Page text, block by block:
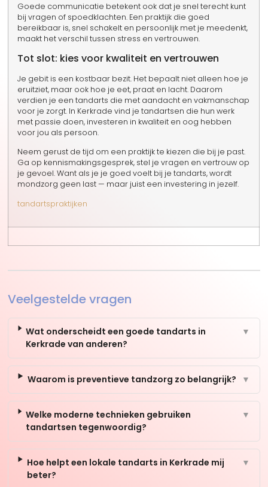
Goede communicatie betekent ook dat je snel terecht kunt
bij vragen of spoedklachten. Een praktijk die goed
bereikbaar is, snel schakelt en persoonlijk met je meedenkt,
maakt het verschil tussen stress en vertrouwen.
Tot slot: kies voor kwaliteit en vertrouwen
Je gebit is een kostbaar bezit. Het bepaalt niet alleen hoe je
eruitziet, maar ook hoe je eet, praat en lacht. Daarom
verdien je een tandarts die met aandacht en vakmanschap
voor je zorgt. In Kerkrade vind je tandartsen die hun werk
met passie doen, investeren in kwaliteit en oog hebben
voor jou als persoon.
Neem gerust de tijd om een praktijk te kiezen die bij je past.
Ga op kennismakingsgesprek, stel je vragen en vertrouw op
je gevoel. Want als je je goed voelt bij je tandarts, wordt
mondzorg geen last — maar juist een investering in jezelf.
tandartspraktijken
Veelgestelde vragen
Wat onderscheidt een goede tandarts in
Kerkrade van anderen?
▼
Waarom is preventieve tandzorg zo belangrijk? ▼
Welke moderne technieken gebruiken
tandartsen tegenwoordig?
▼
Hoe helpt een lokale tandarts in Kerkrade mij
beter?
▼